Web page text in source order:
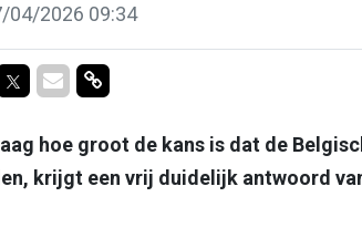
04/2026 09:34
op Facebook
Delen op Twitter
Delen via Mail
Delen via link
hoe groot de kans is dat de
krijgt een vrij duidelijk antwoord